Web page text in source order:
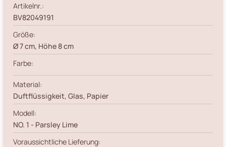
Artikelnr.:
BV82049191
Größe:
Ø 7 cm, Höhe 8 cm
Farbe:
Material:
Duftflüssigkeit, Glas, Papier
Modell:
NO. 1 - Parsley Lime
Voraussichtliche Lieferung: